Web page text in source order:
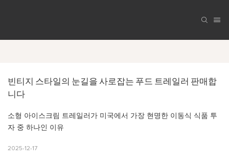
빈티지 스타일의 눈길을 사로잡는 푸드 트레일러 판매합
니다
소형 아이스크림 트레일러가 미국에서 가장 현명한 이동식 식품 투
자 중 하나인 이유
2025-12-17